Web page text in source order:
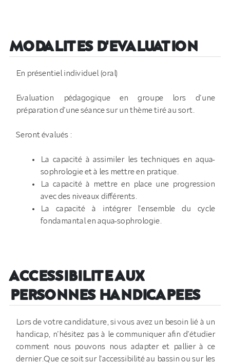
MODALITES D'EVALUATION
En présentiel individuel (oral)
Evaluation pédagogique en groupe lors d’une
préparation d’une séance sur un thème tiré au sort.
Seront évalués :
La capacité à assimiler les techniques en aqua-
sophrologie et à les mettre en pratique.
La capacité à mettre en place une progression
avec des niveaux différents.
La capacité à intégrer l’ensemble du cycle
fondamantal en aqua-sophrologie.
ACCESSIBILITE AUX
PERSONNES HANDICAPEES
Lors de votre candidature, si vous avez un besoin lié à un
handicap, n’hésitez pas à le communiquer afin d’étudier
comment nous pouvons nous adapter et pallier à ce
dernier.Que ce soit sur l’accessibilité au bassin ou sur les